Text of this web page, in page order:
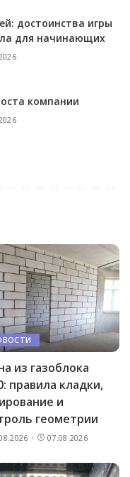
достоинства игры
для начинающих
компании
из газоблока
правила кладки,
и
геометрии
07.08.2026